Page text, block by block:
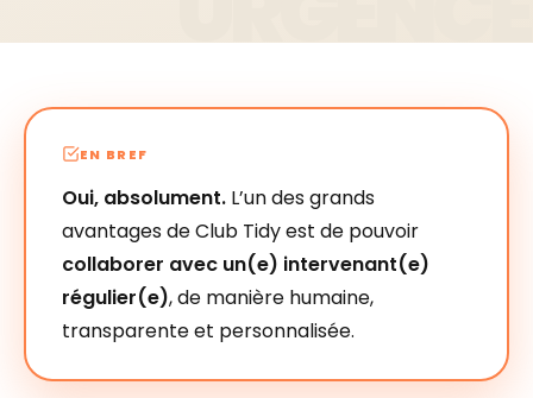
EN BREF
Oui, absolument. L’un des grands
avantages de Club Tidy est de pouvoir
collaborer avec un(e) intervenant(e)
régulier(e), de manière humaine,
transparente et personnalisée.